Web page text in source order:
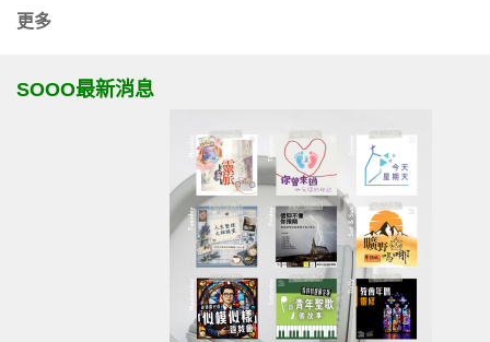
更多
SOOO最新消息